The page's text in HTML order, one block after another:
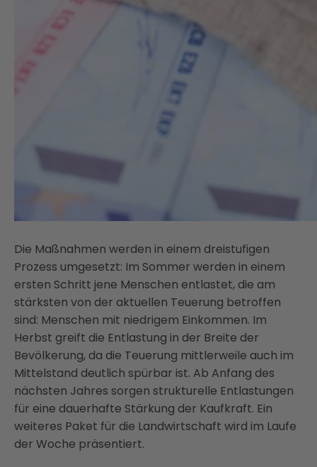
Die Maßnahmen werden in einem dreistufigen
Prozess umgesetzt: Im Sommer werden in einem
ersten Schritt jene Menschen entlastet, die am
stärksten von der aktuellen Teuerung betroffen
sind: Menschen mit niedrigem Einkommen. Im
Herbst greift die Entlastung in der Breite der
Bevölkerung, da die Teuerung mittlerweile auch im
Mittelstand deutlich spürbar ist. Ab Anfang des
nächsten Jahres sorgen strukturelle Entlastungen
für eine dauerhafte Stärkung der Kaufkraft. Ein
weiteres Paket für die Landwirtschaft wird im Laufe
der Woche präsentiert.